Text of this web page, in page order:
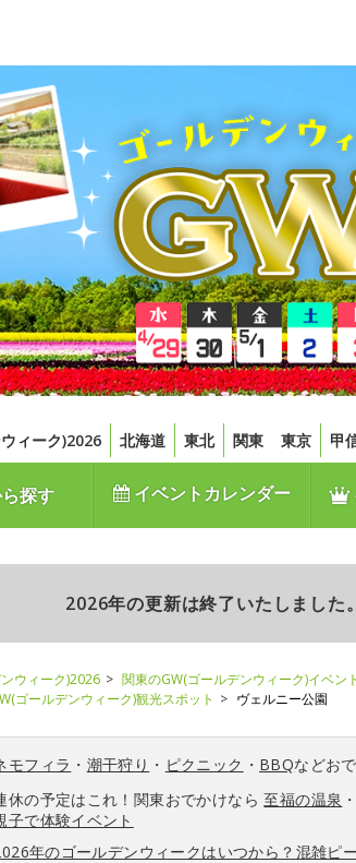
ィーク)2026 北海道 東北 関東 東京 甲
探す イベントカレンダー
2026年の更新は終了いたしました
ウィーク)2026 関東のGW(ゴールデンウィーク)イベン
ゴールデンウィーク)観光スポット
ヴェルニー公園
モフィラ ・ 潮干狩り ・ ピクニック ・ BBQなどお
休の予定はこれ！関東おでかけなら至福の温泉 ・
子で体験イベント
年のゴールデンウィークはいつから？混雑ピ